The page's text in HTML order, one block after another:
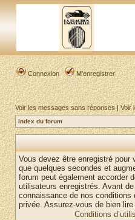
Connexion M’enregistrer
Voir les messages sans réponses|Voir
Index du forum
Vous devez être enregistré pour
que quelques secondes et
forum peut également accorder
utilisateurs enregistrés. Avant
connaissance de nos conditions
privée. Assurez-vous de bien
Conditions